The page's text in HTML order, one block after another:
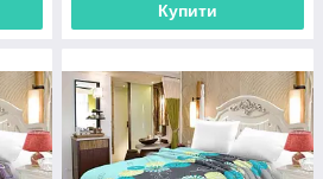
Купити